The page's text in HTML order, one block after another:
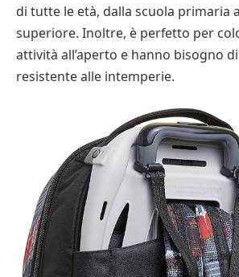
di tutte le età, dalla scuola primaria
superiore. Inoltre, è perfetto per
attività all’aperto e hanno bisogno
resistente alle intemperie.